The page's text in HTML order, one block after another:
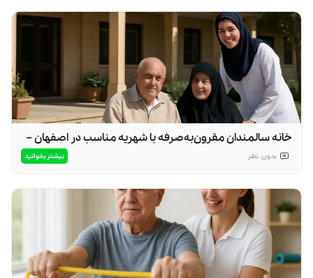
خانه سالمندان مقرون‌به‌صرفه با شهریه مناسب در اصفهان –
چرا مهد اولیا بهترین انتخاب است؟
بدون نظر بیشتر بخوانید